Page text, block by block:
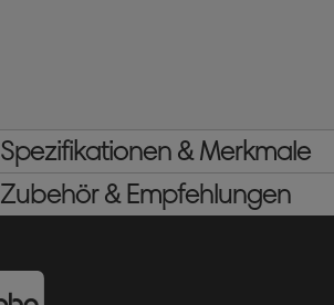
Spezifikationen & Merkmale
Zubehör & Empfehlungen